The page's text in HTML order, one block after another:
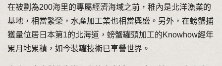
在被劃為200海里的專屬經濟海域之前，稚內是北洋漁業的
基地，相當繁榮，水產加工業也相當興盛。另外，在螃蟹捕
獲量位居日本第1的北海道，螃蟹罐頭加工的Knowhow經年
累月地累積，如今裝罐技術已享譽世界。